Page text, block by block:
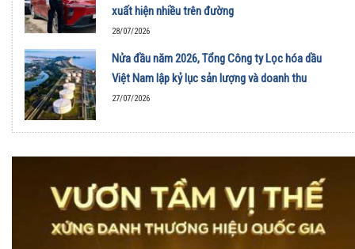
xuất hiện nhiều trên đường
28/07/2026
Nửa đầu năm 2026, Tổng Công ty Lọc hóa dầu
Việt Nam lập kỷ lục sản lượng và doanh thu
27/07/2026